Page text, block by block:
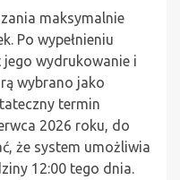
maksymalnie
Po wypełnieniu
wydrukowanie i
wybrano jako
termin
2026 roku, do
że system umożliwia
12:00 tego dnia.